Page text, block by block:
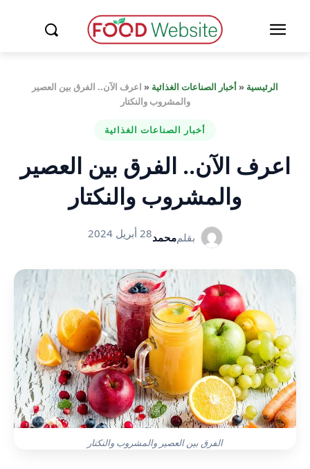
الرئيسية «أخبار الصناعات الغذائية « اعرف الآن.. الفرق بين العصير
والمشروب والنكتار
أخبار الصناعات الغذائية
اعرف الآن.. الفرق بين العصير
والمشروب والنكتار
بقلممحمد28 أبريل 2024
الفرق بين العصير والمشروب والنكتار